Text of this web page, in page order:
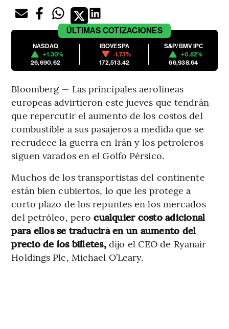
ÚLTIMAS COTIZACIONES
NASDAQ
+1.30%
26,690.62
IBOVESPA
-1.73%
172,513.42
S&P/BMV IPC
+0.82%
66,938.64
Bloomberg — Las principales aerolíneas
europeas advirtieron este jueves que tendrán
que repercutir el aumento de los costos del
combustible a sus pasajeros a medida que se
recrudece la guerra en Irán y los petroleros
siguen varados en el Golfo Pérsico.
Muchos de los transportistas del continente
están bien cubiertos, lo que les protege a
corto plazo de los repuntes en los mercados
del petróleo, perocualquier costo adicional
para ellos se traducirá en un aumento del
precio de los billetes,dijo el CEO de Ryanair
Holdings Plc, Michael O’Leary.